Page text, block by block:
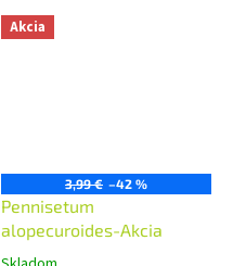
Akcia
3,99 € –42 %
Pennisetum
alopecuroides-Akcia